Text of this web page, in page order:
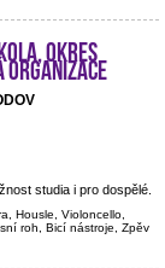
okres
organizace
studia i pro dospělé.
Housle, Violoncello,
roh, Bicí nástroje, Zpěv